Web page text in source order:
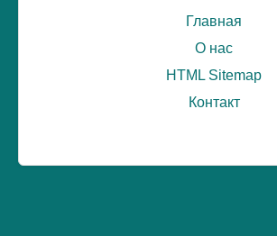
Главная
О нас
HTML Sitemap
Контакт